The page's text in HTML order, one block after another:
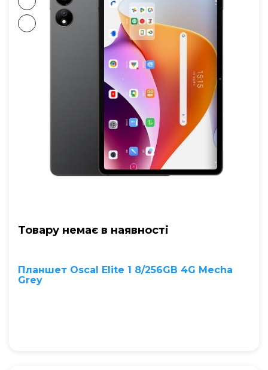
Товару немає в наявностi
Планшет Oscal Elite 1 8/256GB 4G Mecha
Grey